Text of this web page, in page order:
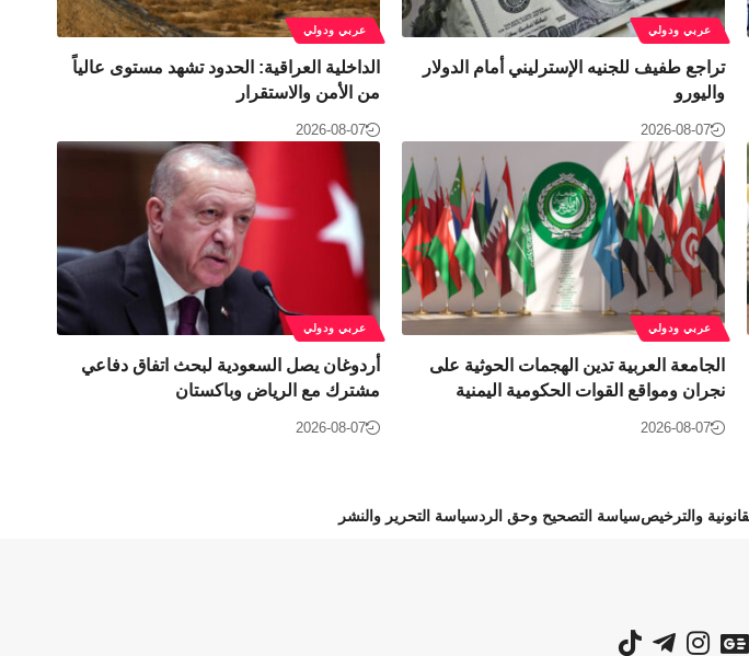
عربي ودولي
تراجع طفيف للجنيه الإسترليني أمام الدولار
واليورو
2026-08-07
عربي ودولي
الداخلية العراقية: الحدود تشهد مستوى عالياً
من الأمن والاستقرار
2026-08-07
عربي ودولي
الجامعة العربية تدين الهجمات الحوثية على
نجران ومواقع القوات الحكومية اليمنية
2026-08-07
عربي ودولي
أردوغان يصل السعودية لبحث اتفاق دفاعي
مشترك مع الرياض وباكستان
2026-08-07
والترخيصسياسة التصحيح وحق الردسياسة التحرير والنشر